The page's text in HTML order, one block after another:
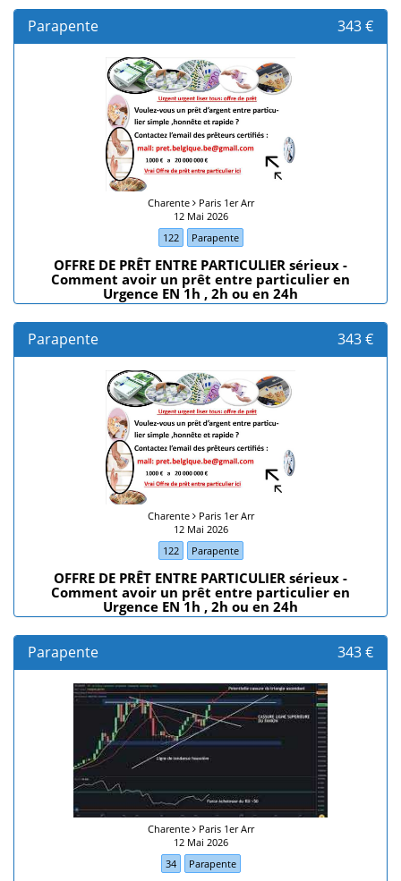
Parapente 343 €
Charente Paris 1er Arr
12 Mai 2026
122
Parapente
OFFRE DE PRÊT ENTRE PARTICULIER sérieux -
Comment avoir un prêt entre particulier en
Urgence EN 1h , 2h ou en 24h
Parapente 343 €
Charente Paris 1er Arr
12 Mai 2026
122
Parapente
OFFRE DE PRÊT ENTRE PARTICULIER sérieux -
Comment avoir un prêt entre particulier en
Urgence EN 1h , 2h ou en 24h
Parapente 343 €
Charente Paris 1er Arr
12 Mai 2026
34
Parapente